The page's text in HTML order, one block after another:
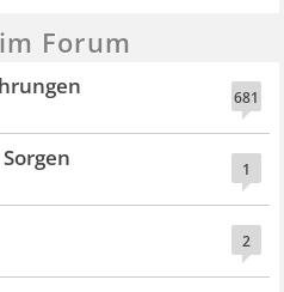
Forum
681
1
2